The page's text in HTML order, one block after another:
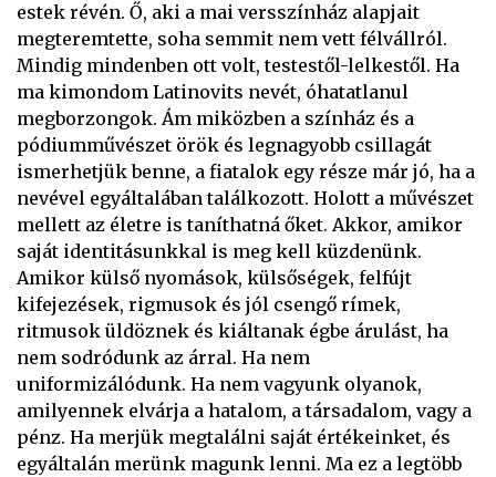
estek révén. Ő, aki a mai versszínház alapjait
megteremtette, soha semmit nem vett félvállról.
Mindig mindenben ott volt, testestől-lelkestől. Ha
ma kimondom Latinovits nevét, óhatatlanul
megborzongok. Ám miközben a színház és a
pódiumművészet örök és legnagyobb csillagát
ismerhetjük benne, a fiatalok egy része már jó, ha a
nevével egyáltalában találkozott. Holott a művészet
mellett az életre is taníthatná őket. Akkor, amikor
saját identitásunkkal is meg kell küzdenünk.
Amikor külső nyomások, külsőségek, felfújt
kifejezések, rigmusok és jól csengő rímek,
ritmusok üldöznek és kiáltanak égbe árulást, ha
nem sodródunk az árral. Ha nem
uniformizálódunk. Ha nem vagyunk olyanok,
amilyennek elvárja a hatalom, a társadalom, vagy a
pénz. Ha merjük megtalálni saját értékeinket, és
egyáltalán merünk magunk lenni. Ma ez a legtöbb